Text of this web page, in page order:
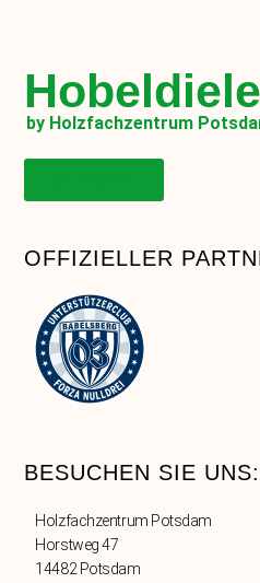
Hobeldiele
by Holzfachzentrum
OFFIZIELLER
BESUCHEN SIE UNS:
Holzfachzentrum Potsdam
Horstweg 47
14482 Potsdam